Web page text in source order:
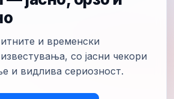
и временски
со јасни чекори
и видлива сериозност.